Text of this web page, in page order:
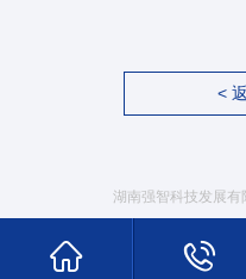
<
湖南强智科技发展有